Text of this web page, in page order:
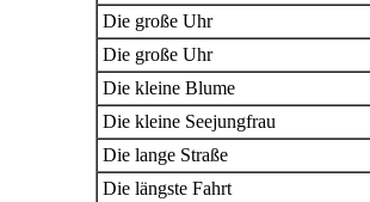
Die große Uhr
Die große Uhr
Die kleine Blume
Die kleine Seejungfrau
Die lange Straße
Die längste Fahrt